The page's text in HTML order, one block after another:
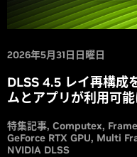
2026年5月31日日曜日
DLSS 4.5 レイ再構成
ムとアプリが利用可
特集記事 Computex
GeForce RTX GPU Multi
NVIDIA DLSS